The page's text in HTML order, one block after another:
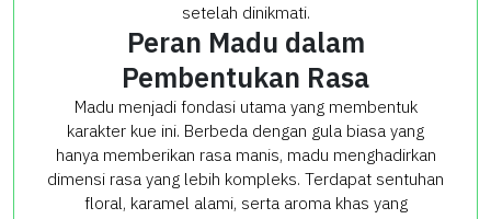
setelah dinikmati.
Peran Madu dalam
Pembentukan Rasa
Madu menjadi fondasi utama yang membentuk
karakter kue ini. Berbeda dengan gula biasa yang
hanya memberikan rasa manis, madu menghadirkan
dimensi rasa yang lebih kompleks. Terdapat sentuhan
floral, karamel alami, serta aroma khas yang